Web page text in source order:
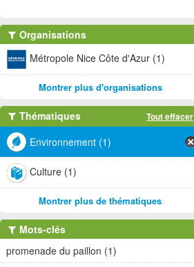
Organisations
Métropole Nice Côte d'Azur (1)
Montrer plus d'organisations
Thématiques Tout effacer
Environnement (1)
Culture (1)
Montrer plus de thématiques
Mots-clés
promenade du paillon (1)